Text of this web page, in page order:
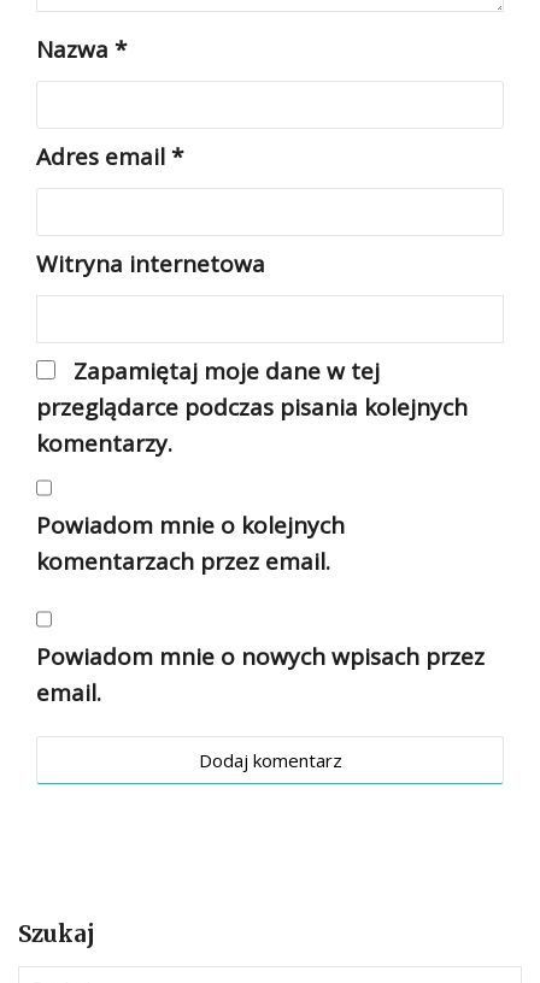
Nazwa *
Adres email*
Witryna internetowa
Zapamiętaj moje dane w tej
przeglądarce podczas pisania kolejnych
komentarzy.
Powiadom mnie o kolejnych
komentarzach przez email.
Powiadom mnie o nowych wpisach przez
email.
Szukaj